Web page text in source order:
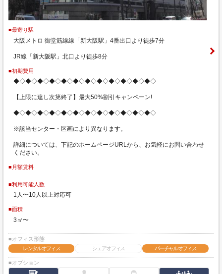
■最寄り駅
大阪メトロ 御堂筋線線「新大阪駅」4番出口より徒歩7分
JR線「新大阪駅」北口より徒歩8分
■初期費用
◆◇◆◇◆◇◆◇◆◇◆◇◆◇◆◇◆◇◆◇◆◇◆◇
【上限に達し次第終了】最大50%割引キャンペーン!
◆◇◆◇◆◇◆◇◆◇◆◇◆◇◆◇◆◇◆◇◆◇◆◇
※該当センター・区画により異なります。
詳細については、下記のホームページURLから、お気軽にお問い合わせ
ください。
■月額賃料
■利用可能人数
1人〜10人以上対応可
■面積
3㎡〜
■オフィス形態
レンタルオフィス
シェアオフィス バーチャルオフィス
■オプション